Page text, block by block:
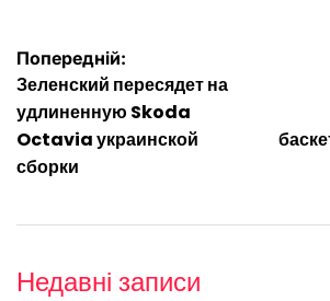
Навігація
записів
Попередній:
Зеленский пересядет на
удлиненную Skoda
Octavia украинской
сборки
Недавні записи